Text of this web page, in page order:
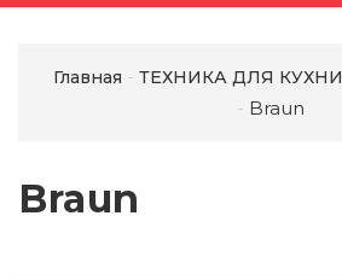
Главная ТЕХНИКА ДЛЯ КУХНИ
Braun
Braun